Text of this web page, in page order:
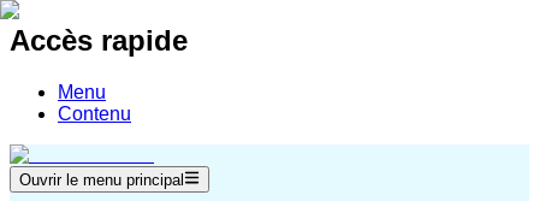
Accès rapide
Menu
Contenu
Ouvrir le menu principal